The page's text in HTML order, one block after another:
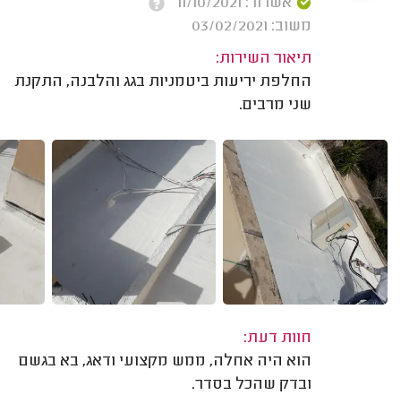
משוב: 03/02/2021
תיאור השירות:
החלפת יריעות ביטמניות בגג והלבנה, התקנת
שני מרבים.
חוות דעת:
הוא היה אחלה, ממש מקצועי ודאג, בא בגשם
ובדק שהכל בסדר.